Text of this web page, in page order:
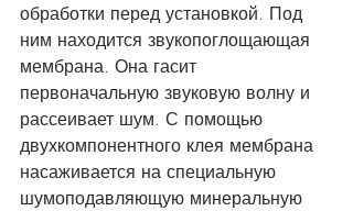
обработки перед установкой. Под
ним находится звукопоглощающая
мембрана. Она гасит
первоначальную звуковую волну и
рассеивает шум. С помощью
двухкомпонентного клея мембрана
насаживается на специальную
шумоподавляющую минеральную